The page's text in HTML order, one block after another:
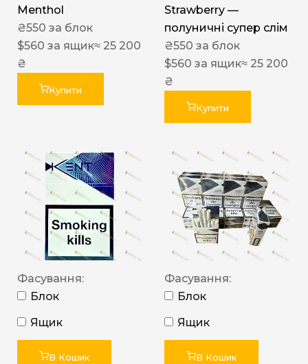
Menthol
₴550 за блок
$560 за ящик≈ 25 200
₴
Купити
Strawberry —
полуничні супер слім
₴550 за блок
$560 за ящик≈ 25 200
₴
Купити
Фасування:
Блок
Ящик
В Кошик
Фасування:
Блок
Ящик
В Кошик